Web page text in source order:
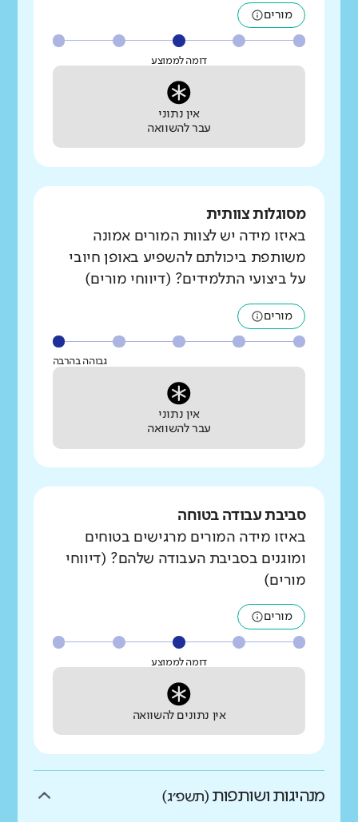
מורים
דומה לממוצע
אין נתוני
עבר להשוואה
מסוגלות צוותית
באיזו מידה יש לצוות המורים אמונה
משותפת ביכולתם להשפיע באופן חיובי
על ביצועי התלמידים? (דיווחי מורים)
מורים
גבוהה בהרבה
אין נתוני
עבר להשוואה
סביבת עבודה בטוחה
באיזו מידה המורים מרגישים בטוחים
ומוגנים בסביבת העבודה שלהם? (דיווחי
מורים)
מורים
דומה לממוצע
אין נתונים להשוואה
מנהיגות ושותפות (תשפ״ג)